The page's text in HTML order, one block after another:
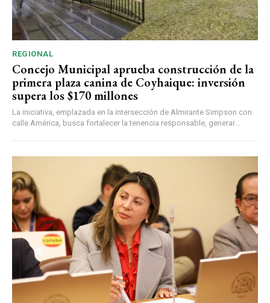
REGIONAL
Concejo Municipal aprueba construcción de la
primera plaza canina de Coyhaique: inversión
supera los $170 millones
La iniciativa, emplazada en la intersección de Almirante Simpson con
calle América, busca fortalecer la tenencia responsable, generar...